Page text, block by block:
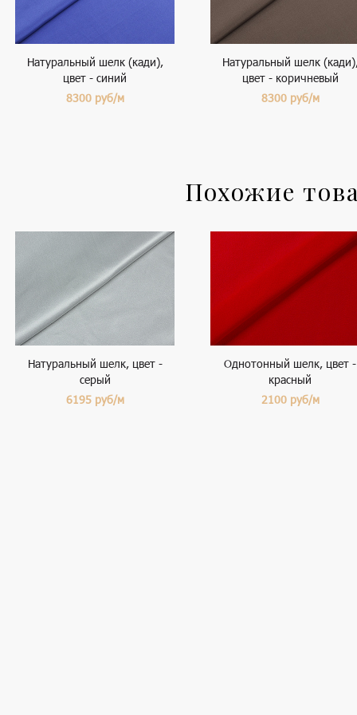
Натуральный шелк (кади),
цвет - синий
8300 руб/м
Натуральный шелк
цвет - коричневый
8300 руб/м
Похожие
Натуральный шелк, цвет -
серый
6195 руб/м
Однотонный шелк, цвет -
красный
2100 руб/м